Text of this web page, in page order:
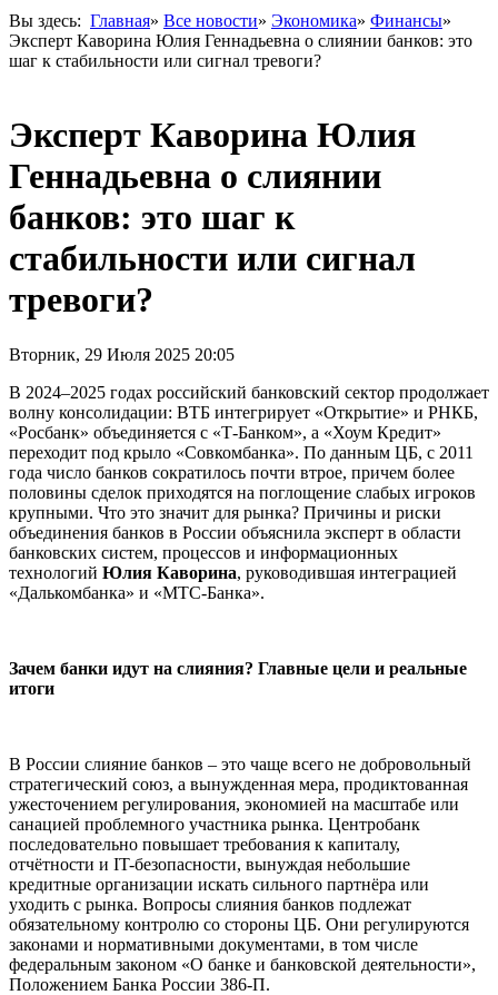
Вы здесь: Главная» Все новости» Экономика» Финансы»
Эксперт Каворина Юлия Геннадьевна о слиянии банков: это
шаг к стабильности или сигнал тревоги?
Эксперт Каворина Юлия
Геннадьевна о слиянии
банков: это шаг к
стабильности или сигнал
тревоги?
Вторник, 29 Июля 2025 20:05
В 2024–2025 годах российский банковский сектор продолжает
волну консолидации: ВТБ интегрирует «Открытие» и РНКБ,
«Росбанк» объединяется с «Т-Банком», а «Хоум Кредит»
переходит под крыло «Совкомбанка». По данным ЦБ, с 2011
года число банков сократилось почти втрое, причем более
половины сделок приходятся на поглощение слабых игроков
крупными. Что это значит для рынка? Причины и риски
объединения банков в России объяснила эксперт в области
банковских систем, процессов и информационных
технологий Юлия Каворина, руководившая интеграцией
«Далькомбанка» и «МТС-Банка».
Зачем банки идут на слияния? Главные цели и реальные
итоги
В России слияние банков – это чаще всего не добровольный
стратегический союз, а вынужденная мера, продиктованная
ужесточением регулирования, экономией на масштабе или
санацией проблемного участника рынка. Центробанк
последовательно повышает требования к капиталу,
отчётности и IT-безопасности, вынуждая небольшие
кредитные организации искать сильного партнёра или
уходить с рынка. Вопросы слияния банков подлежат
обязательному контролю со стороны ЦБ. Они регулируются
законами и нормативными документами, в том числе
федеральным законом «О банке и банковской деятельности»,
Положением Банка России 386-П.